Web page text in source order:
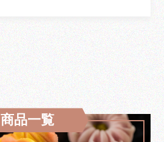
商品一覧